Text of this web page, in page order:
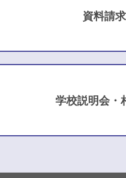
資料請求
学校説明会・